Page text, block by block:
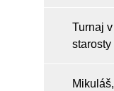
Turnaj
starosty